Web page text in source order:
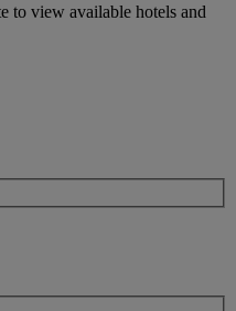
to view available hotels and